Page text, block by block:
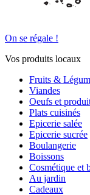
On se régale !
Vos produits locaux
Fruits &
Viandes
Oeufs et
Plats cuisinés
Epicerie salée
Epicerie sucrée
Boulangerie
Boissons
Cosmétique et
Au jardin
Cadeaux